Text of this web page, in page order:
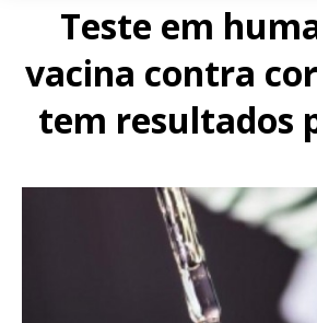
Teste em
vacina contra
tem resultados